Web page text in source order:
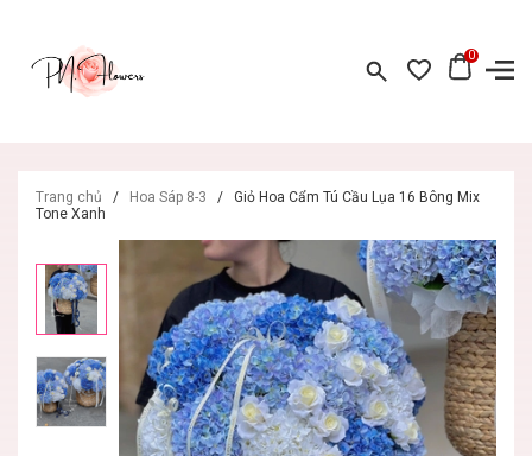
0
Trang chủ / Hoa Sáp 8-3 /
Giỏ Hoa Cẩm Tú Cầu Lụa 16 Bông Mix
Tone Xanh